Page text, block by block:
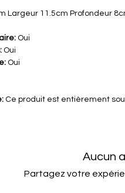
Largeur 11.5cm Profondeur
Oui
Oui
Oui
Ce produit est entièrement
Aucun
Partagez votre